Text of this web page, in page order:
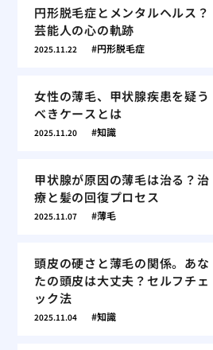
円形脱毛症とメンタルヘルス？
芸能人の心の軌跡
2025.11.22 円形脱毛症
女性の薄毛、甲状腺疾患を疑う
べきケースとは
2025.11.20 知識
甲状腺が原因の薄毛は治る？治
療と髪の回復プロセス
2025.11.07 薄毛
頭皮の硬さと薄毛の関係。あな
たの頭皮は大丈夫？セルフチェ
ック法
2025.11.04 知識